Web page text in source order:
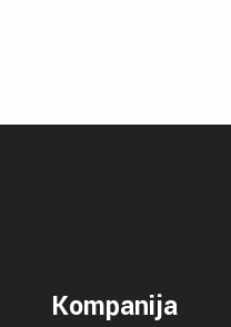
Kompanija